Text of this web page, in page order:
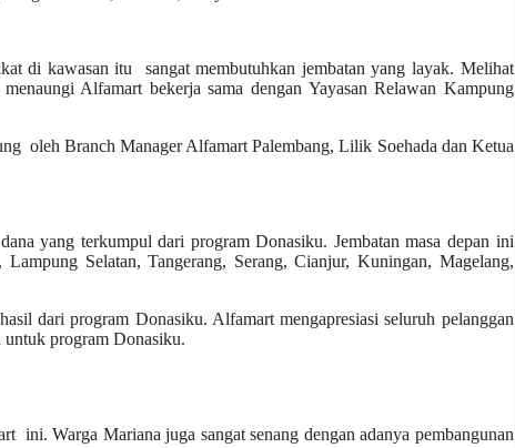
di kawasan itu sangat membutuhkan jembatan yang layak. Melihat
Alfamart bekerja sama dengan Yayasan Relawan Kampung
oleh Branch Manager Alfamart Palembang, Lilik Soehada dan Ketua
yang terkumpul dari program Donasiku. Jembatan masa depan ini
Selatan, Tangerang, Serang, Cianjur, Kuningan, Magelang,
dari program Donasiku. Alfamart mengapresiasi seluruh pelanggan
untuk program Donasiku.
ini. Warga Mariana juga sangat senang dengan adanya pembangunan